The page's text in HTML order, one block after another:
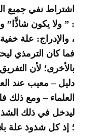
اشتراط نفي جميع
: ” ولا يكون شاذًّا”
، والإدراج: علة
فما كان الترمذي
بالأخرى؛ لأن
دليل – معيب عند
العلماء – ومع ذلك
ليدخل في ذلك
؛ إذ كل شذوذ علة